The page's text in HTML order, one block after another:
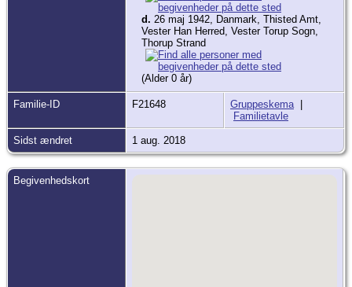
d. 26 maj 1942, Danmark, Thisted Amt,
Vester Han Herred, Vester Torup Sogn,
Thorup Strand
(Alder 0 år)
Familie-ID F21648 Gruppeskema|
Familietavle
Sidst ændret 1 aug. 2018
Begivenhedskort